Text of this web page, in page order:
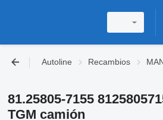
Autoline Recambios
81.25805-7155
TGM camión